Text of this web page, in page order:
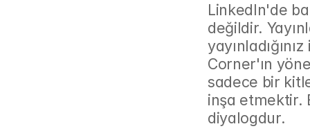
LinkedIn'de
değildir.
Corner'ın
sadece bir
inşa etmektir.
diyalogdur.